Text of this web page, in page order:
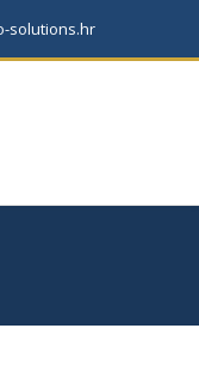
solutions.hr